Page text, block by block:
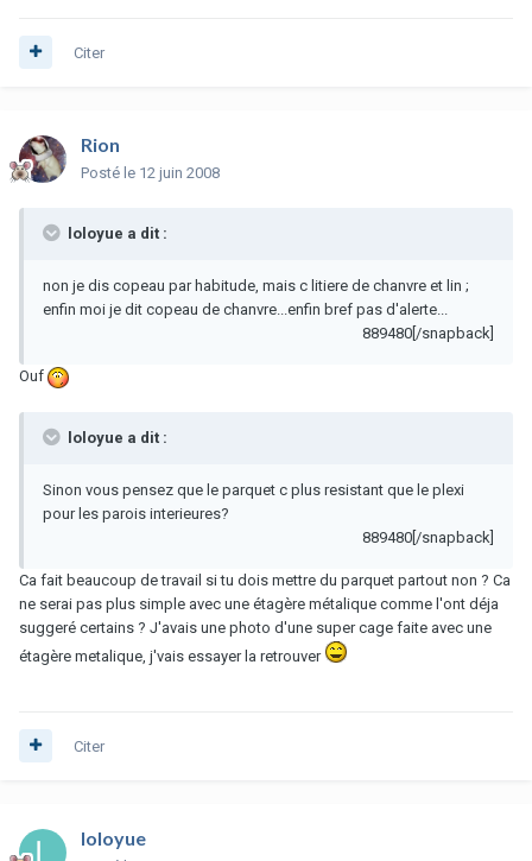
Citer
Rion
Posté le 12 juin 2008
loloyue a dit :
non je dis copeau par habitude, mais c litiere de chanvre et lin ;
enfin moi je dit copeau de chanvre...enfin bref pas d'alerte...
889480[/snapback]
Ouf
loloyue a dit :
Sinon vous pensez que le parquet c plus resistant que le plexi
pour les parois interieures?
889480[/snapback]
Ca fait beaucoup de travail si tu dois mettre du parquet partout non ? Ca
ne serai pas plus simple avec une étagère métalique comme l'ont déja
suggeré certains ? J'avais une photo d'une super cage faite avec une
étagère metalique, j'vais essayer la retrouver
Citer
loloyue